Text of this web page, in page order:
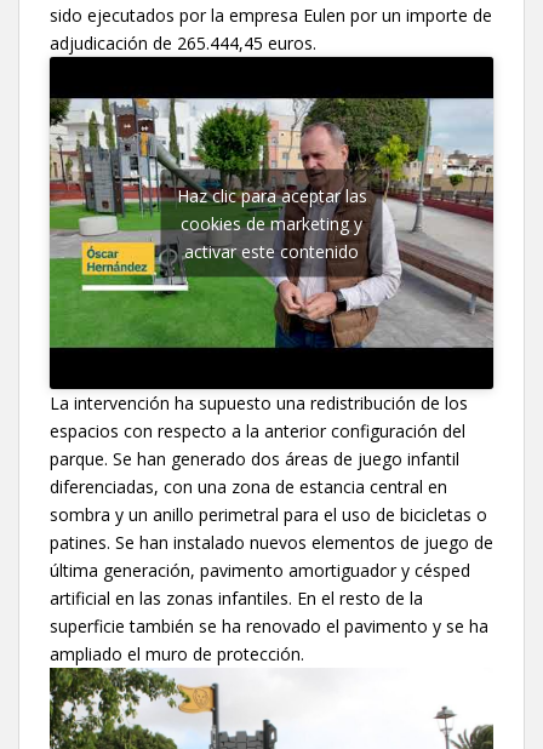
sido ejecutados por la empresa Eulen por un importe de
adjudicación de 265.444,45 euros.
Haz clic para aceptar las
cookies de marketing y
activar este contenido
La intervención ha supuesto una redistribución de los
espacios con respecto a la anterior configuración del
parque. Se han generado dos áreas de juego infantil
diferenciadas, con una zona de estancia central en
sombra y un anillo perimetral para el uso de bicicletas o
patines. Se han instalado nuevos elementos de juego de
última generación, pavimento amortiguador y césped
artificial en las zonas infantiles. En el resto de la
superficie también se ha renovado el pavimento y se ha
ampliado el muro de protección.